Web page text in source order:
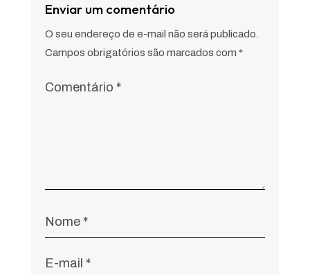
Enviar um comentário
O seu endereço de e-mail não será publicado.
Campos obrigatórios são marcados com *